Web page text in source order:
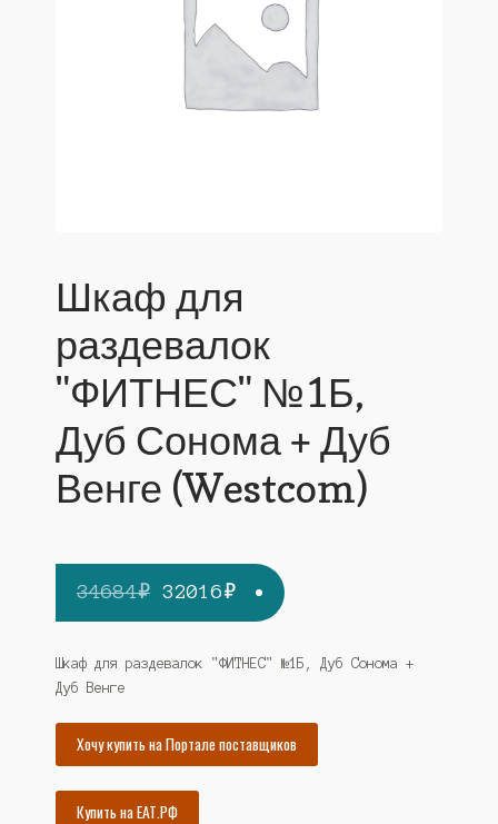
Шкаф для
раздевалок
"ФИТНЕС" №1Б,
Дуб Сонома + Дуб
Венге (Westcom)
34684₽ Первоначальная
цена
составляла
32016₽Текущая
цена:
32016₽.
Шкаф для раздевалок "ФИТНЕС" №1Б, Дуб Сонома +
Дуб Венге
Хочу купить на Портале поставщиков
Купить на ЕАТ.РФ